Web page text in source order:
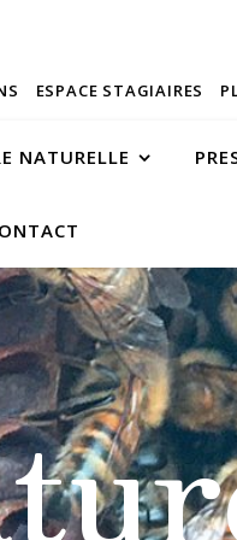
ESPACE STAGIAIRES
NATURELLE